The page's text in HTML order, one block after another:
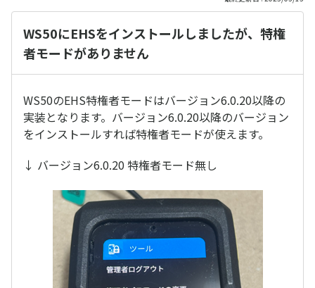
WS50にEHSをインストールしましたが、特権
者モードがありません
WS50のEHS特権者モードはバージョン6.0.20以降の
実装となります。バージョン6.0.20以降のバージョン
をインストールすれば特権者モードが使えます。
↓ バージョン6.0.20 特権者モード無し